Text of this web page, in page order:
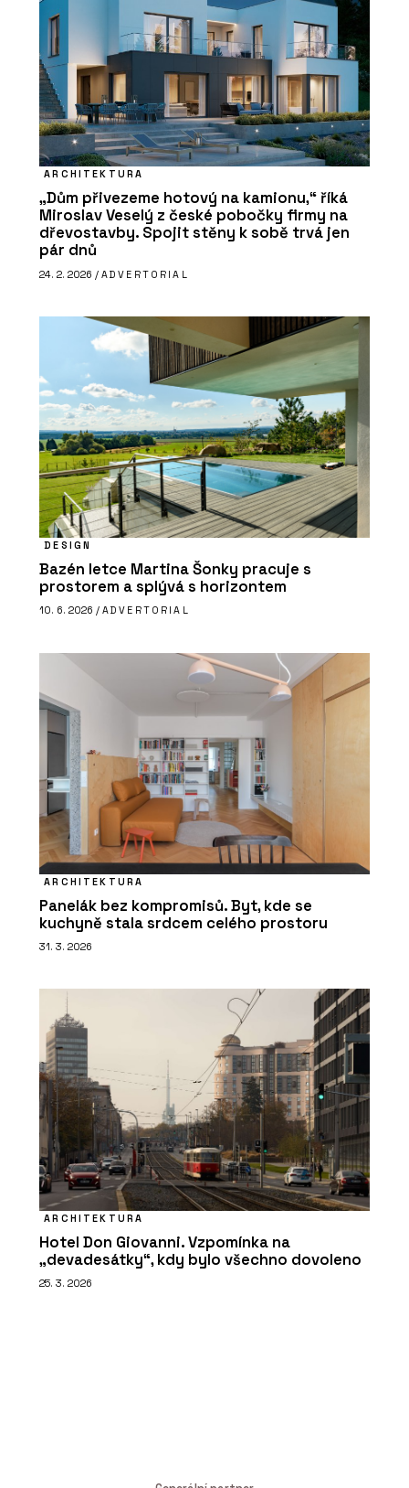
ARCHITEKTURA
„Dům přivezeme hotový na kamionu,“ říká
Miroslav Veselý z české pobočky firmy na
dřevostavby. Spojit stěny k sobě trvá jen
pár dnů
24. 2. 2026 / ADVERTORIAL
DESIGN
Bazén letce Martina Šonky pracuje s
prostorem a splývá s horizontem
10. 6. 2026 / ADVERTORIAL
ARCHITEKTURA
Panelák bez kompromisů. Byt, kde se
kuchyně stala srdcem celého prostoru
31. 3. 2026
ARCHITEKTURA
Hotel Don Giovanni. Vzpomínka na
„devadesátky“, kdy bylo všechno dovoleno
25. 3. 2026